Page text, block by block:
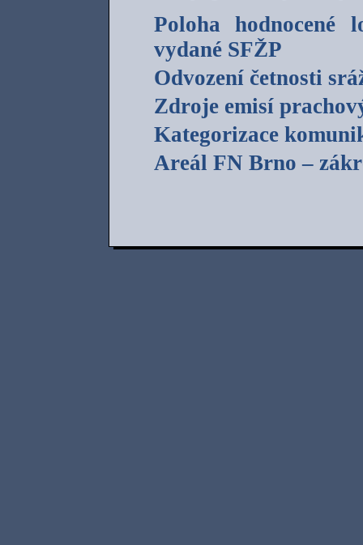
Poloha hodnocené
vydané SFŽP
Odvození četnosti
Zdroje emisí
Kategorizace
Areál FN Brno –